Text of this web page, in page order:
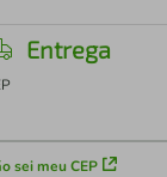
Entrega
sei meu CEP